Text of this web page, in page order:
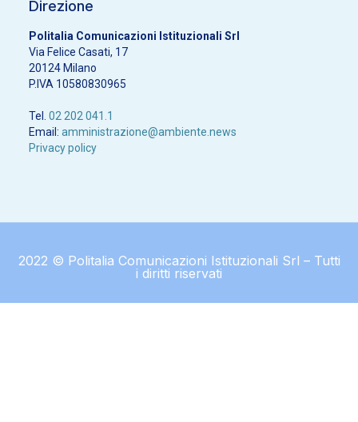
Direzione
Politalia Comunicazioni Istituzionali Srl
Via Felice Casati, 17
20124 Milano
P.IVA 10580830965
Tel. 02 202 041.1
Email: amministrazione@ambiente.news
Privacy policy
2022 © Politalia Comunicazioni Istituzionali Srl – Tutti
i diritti riservati